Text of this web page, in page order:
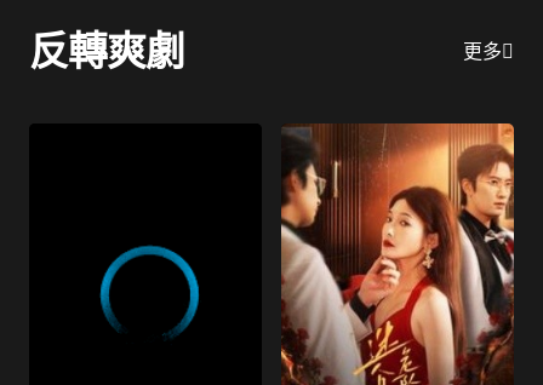
反轉爽劇 更多